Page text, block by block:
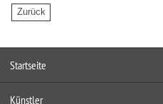
Startseite
Künstler